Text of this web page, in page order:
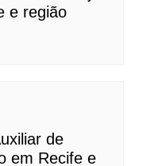
e região
de
em Recife e